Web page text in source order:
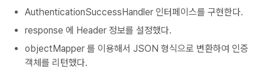
AuthenticationSuccessHandler 인터페이스를 구현한다.
response 에 Header 정보를 설정했다.
objectMapper 를 이용해서 JSON 형식으로 변환하여 인증
객체를 리턴했다.